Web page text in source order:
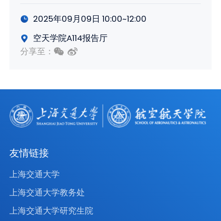
2025年09月09日 10:00~12:00
空天学院A114报告厅
分享至：
友情链接
上海交通大学
上海交通大学教务处
上海交通大学研究生院